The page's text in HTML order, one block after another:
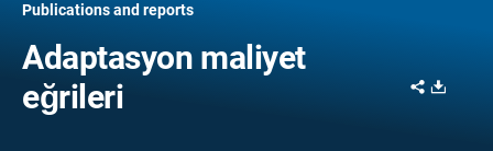
Publications and reports
Adaptasyon maliyet
eğrileri
Share